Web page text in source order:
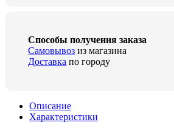
Способы получения заказа
Самовывоз из магазина
Доставка по городу
Описание
Характеристики